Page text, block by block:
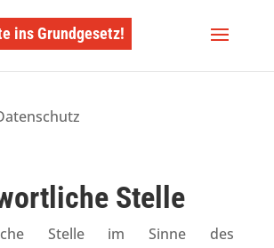
ins Grundgesetz!
Stelle
Stelle im Sinne des